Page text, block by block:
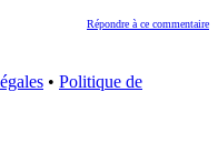
Répondre à ce commentaire
• Politique de